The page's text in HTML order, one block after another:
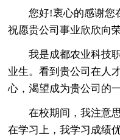
您好!衷心的感谢您
祝愿贵公司事业欣欣向
我是成都农业科技
业生。看到贵公司在人
心，渴望成为贵公司的一
在校期间，我注意
在学习上，我学习成绩